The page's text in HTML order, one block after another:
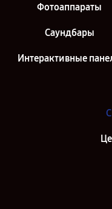
Фотоаппараты
Саундбары
Интерактивные